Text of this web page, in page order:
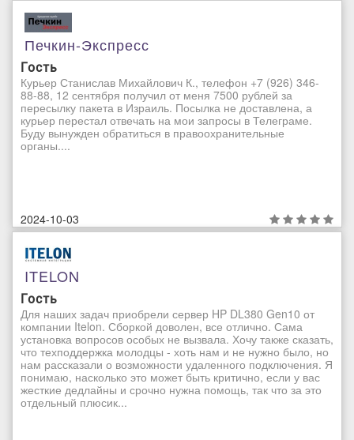
Печкин-Экспресс
Гость
Курьер Станислав Михайлович К., телефон +7 (926) 346-
88-88, 12 сентября получил от меня 7500 рублей за
пересылку пакета в Израиль. Посылка не доставлена, а
курьер перестал отвечать на мои запросы в Телеграме.
Буду вынужден обратиться в правоохранительные
органы....
2024-10-03
ITELON
Гость
Для наших задач приобрели сервер HP DL380 Gen10 от
компании Itelon. Сборкой доволен, все отлично. Сама
установка вопросов особых не вызвала. Хочу также сказать,
что техподдержка молодцы - хоть нам и не нужно было, но
нам рассказали о возможности удаленного подключения. Я
понимаю, насколько это может быть критично, если у вас
жесткие дедлайны и срочно нужна помощь, так что за это
отдельный плюсик...